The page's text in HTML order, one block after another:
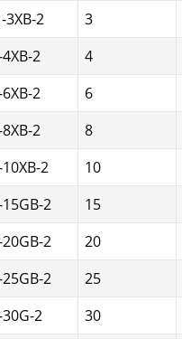
-3XB-2
3
4XB-2
4
6XB-2
6
8XB-2
8
10XB-2
10
15GB-2
15
20GB-2
20
25GB-2
25
30G-2
30